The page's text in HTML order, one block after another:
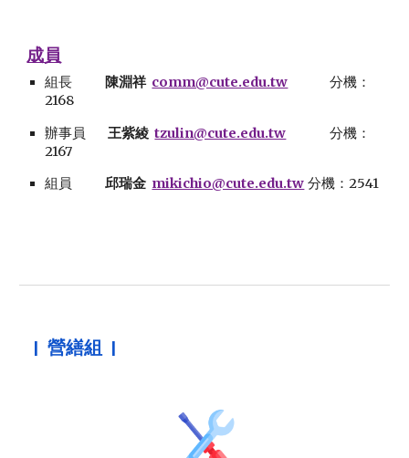
成員
組長 陳淵祥 comm@cute.edu.tw
分機：
2168
辦事員王紫綾 tzulin@cute.edu.tw
分機：
2167
組員邱瑞金 mikichio@cute.edu.tw 分機：2541
|營繕組 |